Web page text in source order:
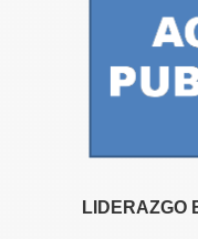
LIDERAZGO